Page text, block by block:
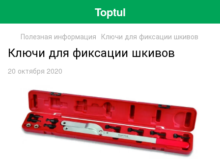
Toptul
Полезная информация Ключи для фиксации шкивов
Ключи для фиксации шкивов
20 октября 2020